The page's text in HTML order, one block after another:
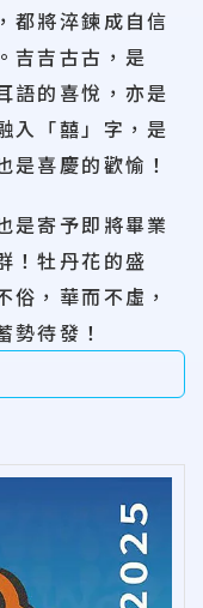
都將淬鍊成自信
吉吉古古，是
語的喜悅，亦是
入「囍」字，是
喜慶的歡愉！
是寄予即將畢業
！牡丹花的盛
俗，華而不虛，
待發！